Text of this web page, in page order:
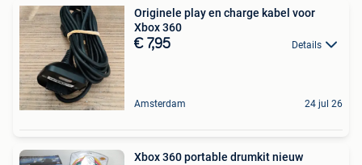
Originele play en charge kabel voor
Xbox 360
€ 7,95 Details
Amsterdam 24 jul 26
Xbox 360 portable drumkit nieuw